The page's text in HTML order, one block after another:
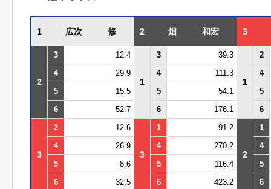
1 広次 修 2 畑 和宏 3
2
3 12.4
1
3 39.3
1
2
4
29.9 4 111.3
4
5
15.5 5 54.1
5
6
52.7 6 176.1 6
3
2 12.6
3
1 91.2
2
1
4
26.9 4 270.2
4
5
8.6 5 116.4
5
6
32.5 6 423.2 6